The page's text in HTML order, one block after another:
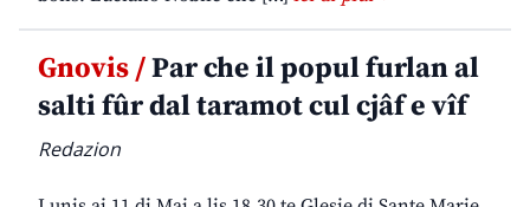
Gnovis /Par che il popul furlan al
salti fûr dal taramot cul cjâf e vîf
Redazion